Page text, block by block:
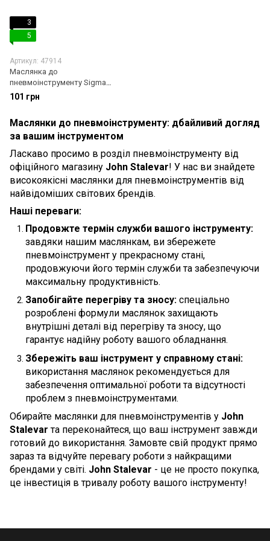
3
5
Артикул: 47914
Маслянка до
пневмоінструменту Sigma
7032011
101 грн
Маслянки до пневмоінструменту: дбайливий догляд
за вашим інструментом
Ласкаво просимо в розділ пневмоінструменту від
офіційного магазину John Stalevar! У нас ви знайдете
високоякісні маслянки для пневмоінструментів від
найвідоміших світових брендів.
Наші переваги:
Продовжте термін служби вашого інструменту:
завдяки нашим маслянкам, ви збережете
пневмоінструмент у прекрасному стані,
продовжуючи його термін служби та забезпечуючи
максимальну продуктивність.
Запобігайте перегріву та зносу: спеціально
розроблені формули маслянок захищають
внутрішні деталі від перегріву та зносу, що
гарантує надійну роботу вашого обладнання.
Збережіть ваш інструмент у справному стані:
використання маслянок рекомендується для
забезпечення оптимальної роботи та відсутності
проблем з пневмоінструментами.
Обирайте маслянки для пневмоінструментів у John
Stalevarта переконайтеся, що ваш інструмент завжди
готовий до використання. Замовте свій продукт прямо
зараз та відчуйте перевагу роботи з найкращими
брендами у світі. John Stalevar - це не просто покупка,
це інвестиція в тривалу роботу вашого інструменту!